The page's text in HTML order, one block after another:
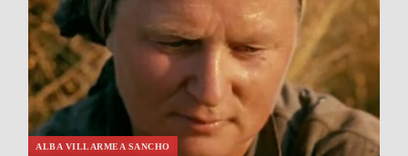
ALBA VILLARMEA SANCHO